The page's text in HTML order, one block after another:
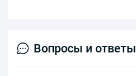
Вопросы и ответы